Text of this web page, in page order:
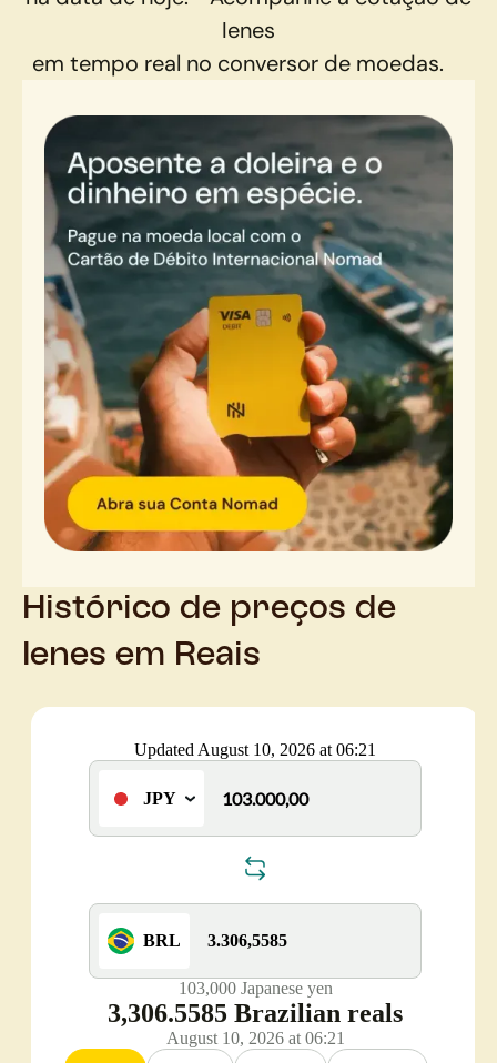
Ienes
em tempo real no conversor de moedas.
Histórico de preços de
Ienes em Reais